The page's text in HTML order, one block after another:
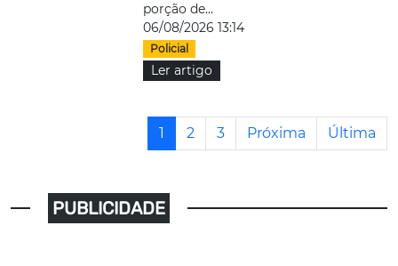
porção de...
06/08/2026 13:14
Policial
Ler artigo
1 2 3 Próxima Última
PUBLICIDADE